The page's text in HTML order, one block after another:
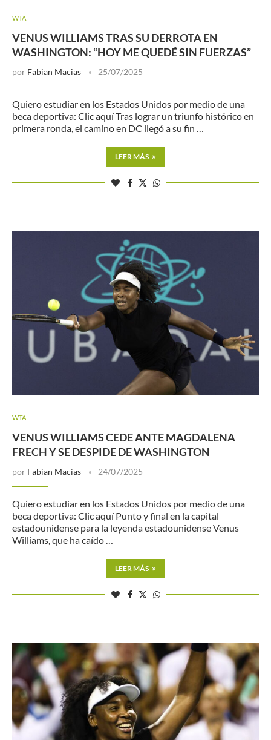
WTA
VENUS WILLIAMS TRAS SU DERROTA EN
WASHINGTON: “HOY ME QUEDÉ SIN FUERZAS”
por Fabian Macias 25/07/2025
Quiero estudiar en los Estados Unidos por medio de una
beca deportiva: Clic aquí Tras lograr un triunfo histórico en
primera ronda, el camino en DC llegó a su fin …
LEER MÁS
WTA
VENUS WILLIAMS CEDE ANTE MAGDALENA
FRECH Y SE DESPIDE DE WASHINGTON
por Fabian Macias 24/07/2025
Quiero estudiar en los Estados Unidos por medio de una
beca deportiva: Clic aquí Punto y final en la capital
estadounidense para la leyenda estadounidense Venus
Williams, que ha caído …
LEER MÁS